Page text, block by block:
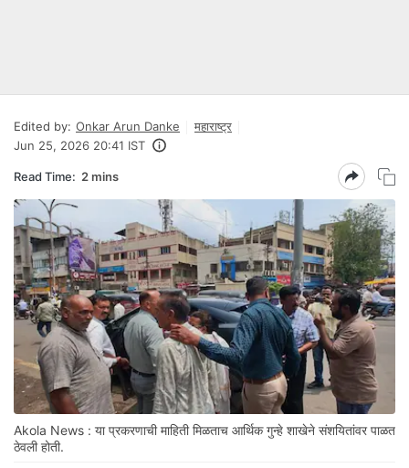
Edited by: Onkar Arun Danke
महाराष्ट्र
Jun 25, 2026 20:41 IST
Read Time: 2 mins
Akola News : या प्रकरणाची माहिती मिळताच आर्थिक गुन्हे शाखेने संशयितांवर पाळत
ठेवली होती.